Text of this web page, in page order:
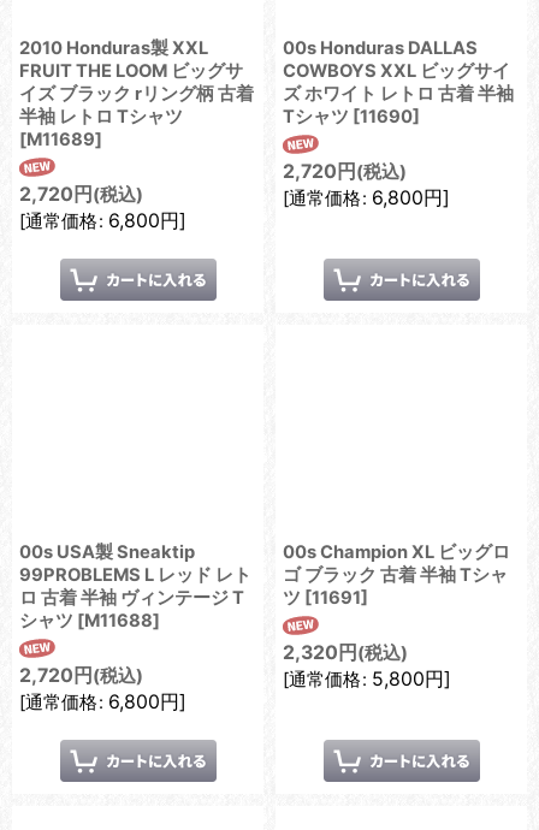
2010 Honduras製 XXL
FRUIT THE LOOM ビッグサ
イズ ブラック rリング柄 古着
半袖 レトロ Tシャツ
[M11689]
2,720 円 (税込)
[通常価格: 6,800円]
00s Honduras DALLAS
COWBOYS XXL ビッグサイ
ズ ホワイト レトロ 古着 半袖
Tシャツ [11690]
2,720 円 (税込)
[通常価格: 6,800円]
00s USA製 Sneaktip
99PROBLEMS L レッド レト
ロ 古着 半袖 ヴィンテージ T
シャツ [M11688]
2,720 円 (税込)
[通常価格: 6,800円]
00s Champion XL ビッグロ
ゴ ブラック 古着 半袖 Tシャ
ツ [11691]
2,320 円 (税込)
[通常価格: 5,800円]